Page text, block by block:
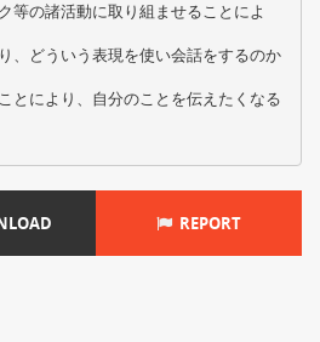
等の諸活動に取り組ませることによ
、どういう表現を使い会話をするのか
とにより、自分のことを伝えたくなる
REPORT